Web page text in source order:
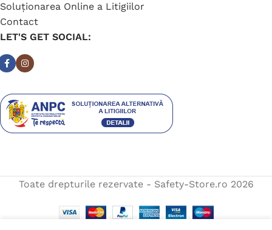
Soluționarea Online a Litigiilor
Contact
LET'S GET SOCIAL:
Toate drepturile rezervate - Safety-Store.ro 2026